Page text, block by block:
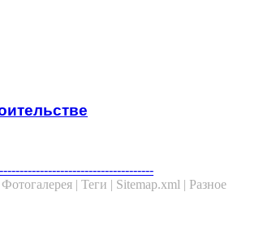
--------------------------------------
Фотогалерея | Теги | Sitemap.xml | Разное